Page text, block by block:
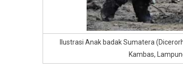
Ilustrasi Anak badak Sumatera
Kambas,